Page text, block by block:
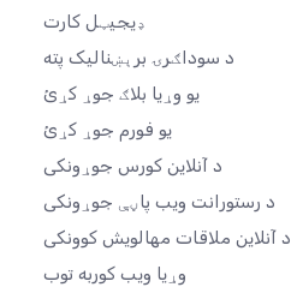
ډیجیټل کارت
د سوداګرۍ برېښنالیک پته
یو وړیا بلاګ جوړ کړئ
یو فورم جوړ کړئ
د آنلاین کورس جوړونکی
د رستورانت ویب پاڼې جوړونکی
د آنلاین ملاقات مهالویش کوونکی
وړیا ویب کوربه توب